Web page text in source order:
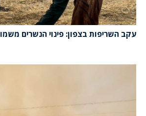
עקב השריפות בצפון: פינוי הנשרים